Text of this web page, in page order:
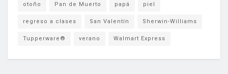
otoño Pan de Muerto papá piel
regreso a clases San Valentín Sherwin-Williams
Tupperware® verano Walmart Express